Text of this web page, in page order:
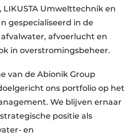
LIKUSTA Umwelttechnik en
gespecialiseerd in de
afvoerlucht en
in overstromingsbeheer.
van de Abionik Group
ons portfolio op het
We blijven ernaar
positie als
en